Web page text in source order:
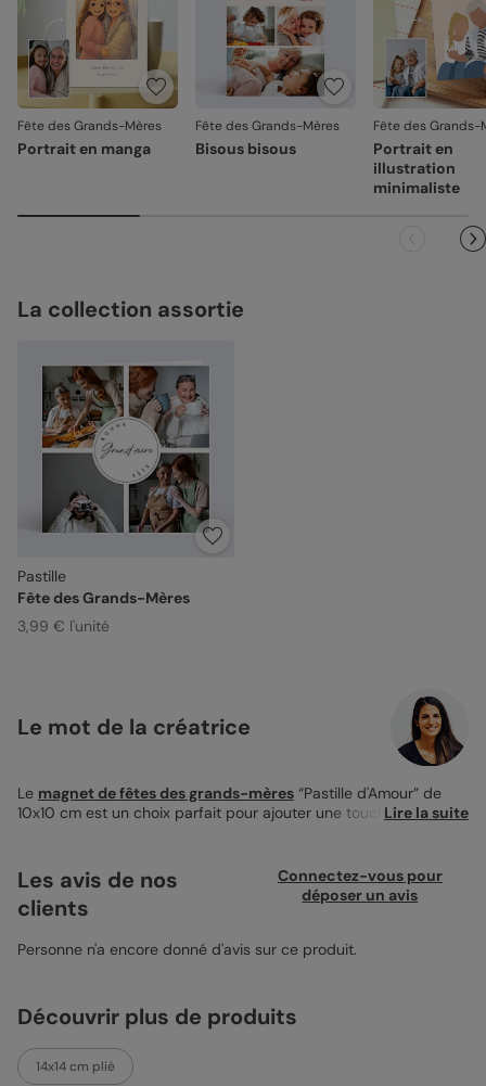
Fête des Grands-Mères
Portrait en manga
Fête des Grands-Mères
Bisous bisous
Fête des Grands-
Portrait en
illustration
minimaliste
La collection assortie
Pastille
Fête des Grands-Mères
3,99 € l'unité
Le mot de la créatrice
Le magnet de fêtes des grands-mères “Pastille d'Amour” de
10x10 cm est un choix parfait pour ajouter une touche de
à créer, vous pouvez y mettre en avant les moments de
complicité et les sourires échangés. La personnalisation est à
portée de main avec cet accessoire : choisissez la couleur de
affectueux avec la police et la taille de votre choix. Ce magnet,
peaufiner votre création. Ce magnet est une petite attention qui
trouvera sa place chez votre grand-mère, lui rappelant tous les
jours les visages qu'elle chérit.
Lire la suite
Les avis de nos
clients
Connectez-vous pour
déposer un avis
Personne n'a encore donné d'avis sur ce produit.
Découvrir plus de produits
14x14 cm plié